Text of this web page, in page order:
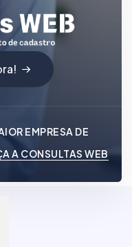
EMPRESA DE
A CONSULTAS WEB